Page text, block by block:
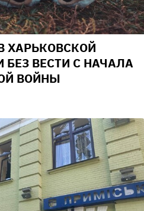
ХАРЬКОВСКОЙ
ВЕСТИ С НАЧАЛА
ВОЙНЫ